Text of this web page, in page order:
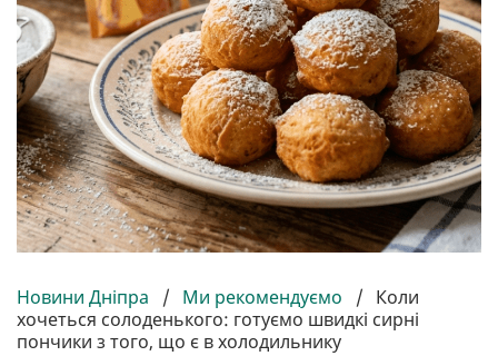
Новини Дніпра / Ми рекомендуємо / Коли
хочеться солоденького: готуємо швидкі сирні
пончики з того, що є в холодильнику